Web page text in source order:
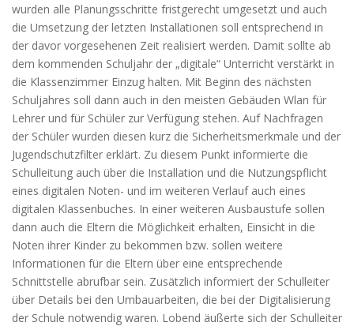
wurden alle Planungsschritte fristgerecht umgesetzt und auch
die Umsetzung der letzten Installationen soll entsprechend in
der davor vorgesehenen Zeit realisiert werden. Damit sollte ab
dem kommenden Schuljahr der „digitale“ Unterricht verstärkt in
die Klassenzimmer Einzug halten. Mit Beginn des nächsten
Schuljahres soll dann auch in den meisten Gebäuden Wlan für
Lehrer und für Schüler zur Verfügung stehen. Auf Nachfragen
der Schüler wurden diesen kurz die Sicherheitsmerkmale und der
Jugendschutzfilter erklärt. Zu diesem Punkt informierte die
Schulleitung auch über die Installation und die Nutzungspflicht
eines digitalen Noten- und im weiteren Verlauf auch eines
digitalen Klassenbuches. In einer weiteren Ausbaustufe sollen
dann auch die Eltern die Möglichkeit erhalten, Einsicht in die
Noten ihrer Kinder zu bekommen bzw. sollen weitere
Informationen für die Eltern über eine entsprechende
Schnittstelle abrufbar sein. Zusätzlich informiert der Schulleiter
über Details bei den Umbauarbeiten, die bei der Digitalisierung
der Schule notwendig waren. Lobend äußerte sich der Schulleiter